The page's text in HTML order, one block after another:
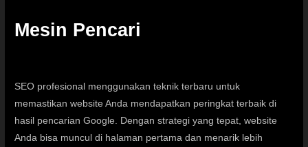
Mesin Pencari
SEO profesional menggunakan teknik terbaru untuk
memastikan website Anda mendapatkan peringkat terbaik di
hasil pencarianGoogle. Dengan strategi yang tepat, website
Anda bisa muncul di halaman pertama dan menarik lebih